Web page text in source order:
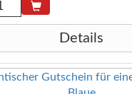
Details